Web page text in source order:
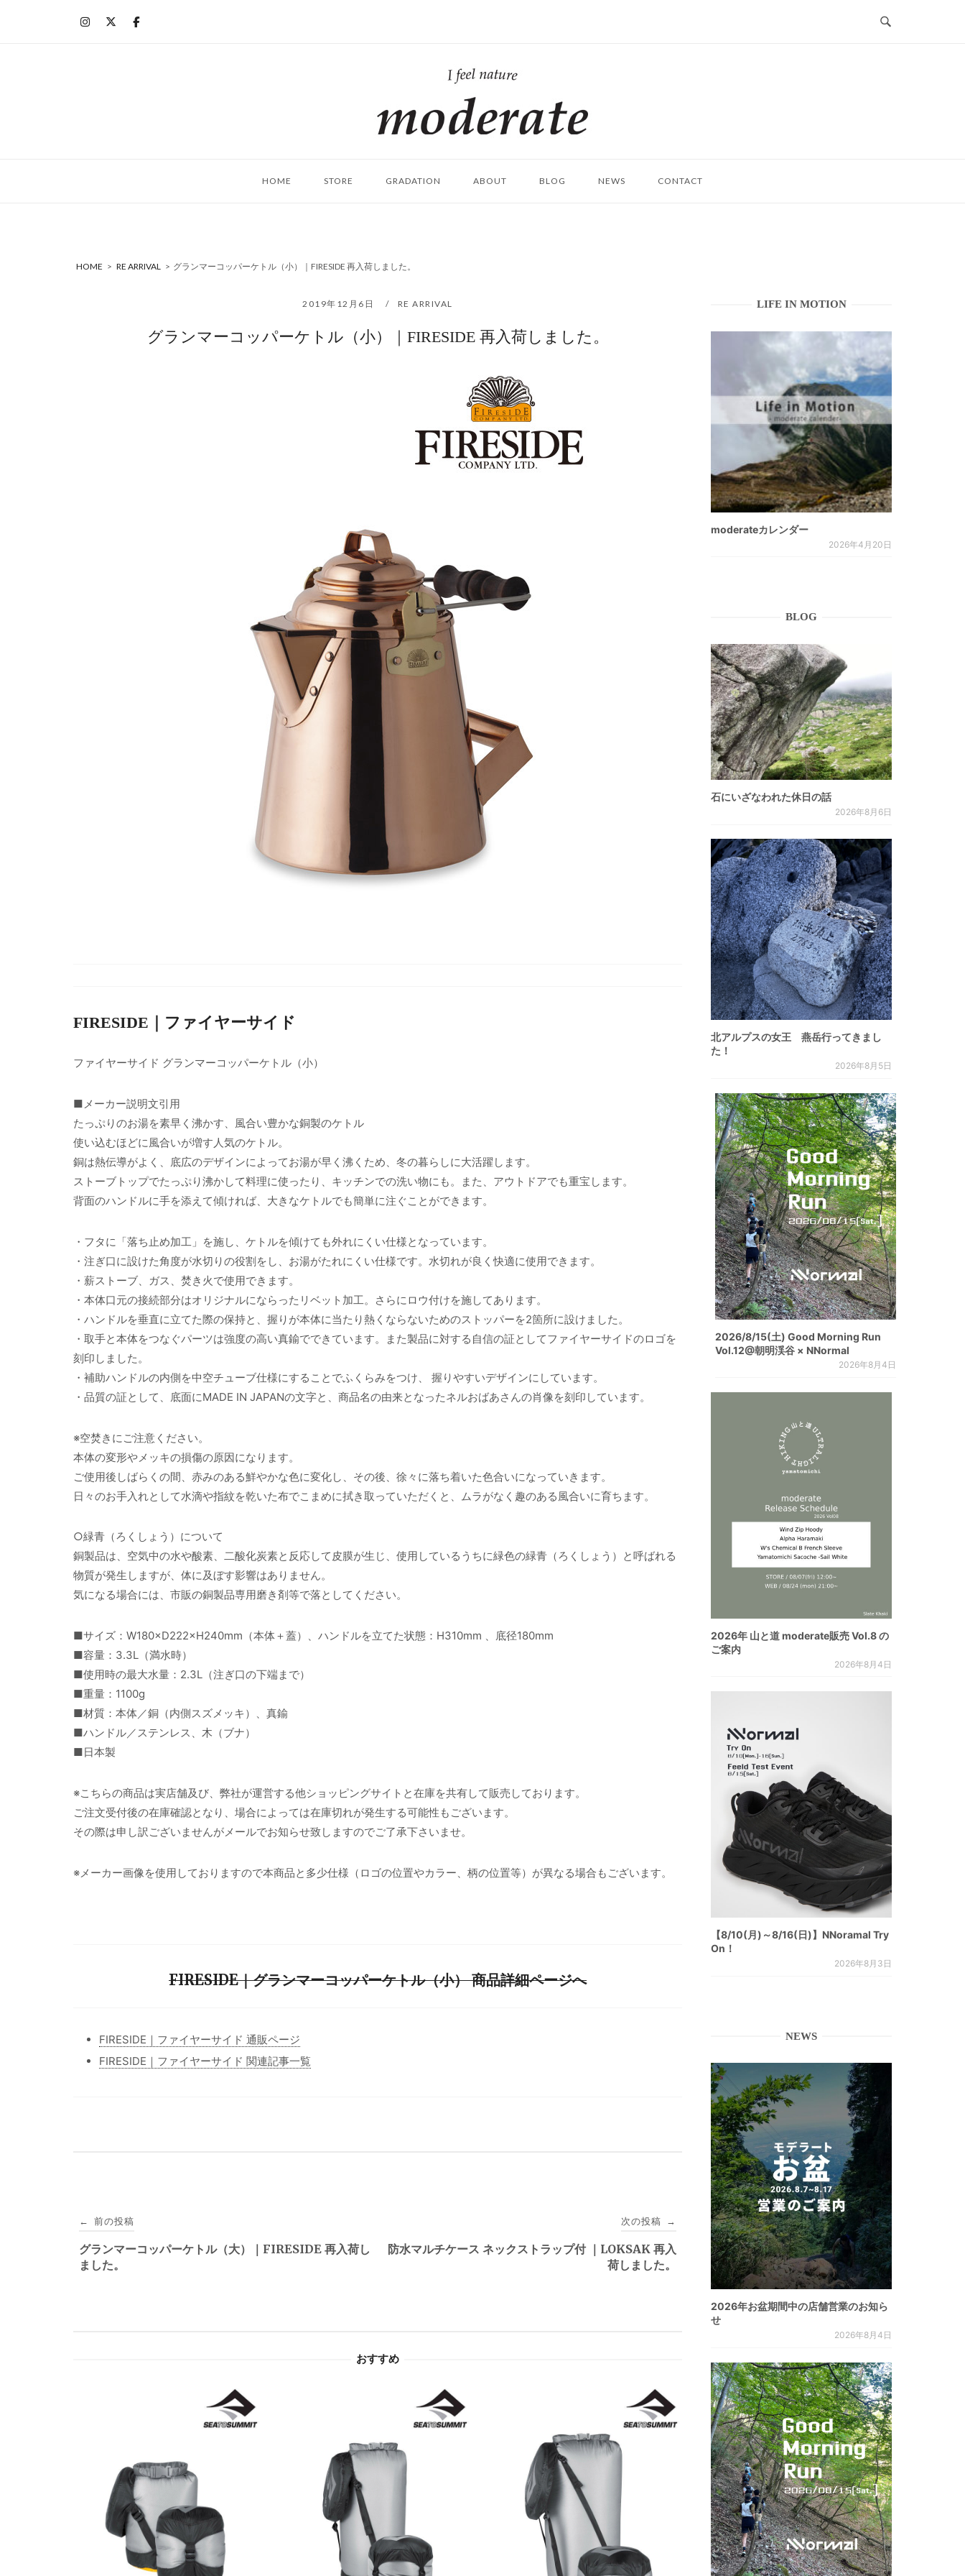
ム
HOME STORE GRADATION ABOUT BLOG NEWS CONTACT
HOME > RE ARRIVAL > グランマーコッパーケトル（小）｜FIRESIDE 再入荷しました。
2019年12月6日 RE ARRIVAL
グランマーコッパーケトル（小）｜FIRESIDE 再入荷しました。
FIRESIDE｜ファイヤーサイド
ファイヤーサイド グランマーコッパーケトル（小）
■メーカー説明文引用
たっぷりのお湯を素早く沸かす、風合い豊かな銅製のケトル
使い込むほどに風合いが増す人気のケトル。
銅は熱伝導がよく、底広のデザインによってお湯が早く沸くため、冬の暮らしに大活躍します。
ストーブトップでたっぷり沸かして料理に使ったり、キッチンでの洗い物にも。また、アウトドアでも重宝します。
背面のハンドルに手を添えて傾ければ、大きなケトルでも簡単に注ぐことができます。
・フタに「落ち止め加工」を施し、ケトルを傾けても外れにくい仕様となっています。
・注ぎ口に設けた角度が水切りの役割をし、お湯がたれにくい仕様です。水切れが良く快適に使用できます。
・薪ストーブ、ガス、焚き火で使用できます。
・本体口元の接続部分はオリジナルにならったリベット加工。さらにロウ付けを施してあります。
・ハンドルを垂直に立てた際の保持と、握りが本体に当たり熱くならないためのストッパーを2箇所に設けました。
・取手と本体をつなぐパーツは強度の高い真鍮でできています。また製品に対する自信の証としてファイヤーサイドのロゴを
刻印しました。
・補助ハンドルの内側を中空チューブ仕様にすることでふくらみをつけ、 握りやすいデザインにしています。
・品質の証として、底面にMADE IN JAPANの文字と、商品名の由来となったネルおばあさんの肖像を刻印しています。
※空焚きにご注意ください。
本体の変形やメッキの損傷の原因になります。
ご使用後しばらくの間、赤みのある鮮やかな色に変化し、その後、徐々に落ち着いた色合いになっていきます。
日々のお手入れとして水滴や指紋を乾いた布でこまめに拭き取っていただくと、ムラがなく趣のある風合いに育ちます。
○緑青（ろくしょう）について
銅製品は、空気中の水や酸素、二酸化炭素と反応して皮膜が生じ、使用しているうちに緑色の緑青（ろくしょう）と呼ばれる
物質が発生しますが、体に及ぼす影響はありません。
気になる場合には、市販の銅製品専用磨き剤等で落としてください。
■サイズ：W180×D222×H240mm（本体＋蓋）、ハンドルを立てた状態：H310mm 、底径180mm
■容量：3.3L（満水時）
■使用時の最大水量：2.3L（注ぎ口の下端まで）
■重量：1100g
■材質：本体／銅（内側スズメッキ）、真鍮
■ハンドル／ステンレス、木（ブナ）
■日本製
※こちらの商品は実店舗及び、弊社が運営する他ショッピングサイトと在庫を共有して販売しております。
ご注文受付後の在庫確認となり、場合によっては在庫切れが発生する可能性もございます。
その際は申し訳ございませんがメールでお知らせ致しますのでご了承下さいませ。
※メーカー画像を使用しておりますので本商品と多少仕様（ロゴの位置やカラー、柄の位置等）が異なる場合もございます。
FIRESIDE｜グランマーコッパーケトル（小） 商品詳細ページへ
FIRESIDE｜ファイヤーサイド 通販ページ
FIRESIDE｜ファイヤーサイド 関連記事一覧
稿
ナ
← 前の投稿
グランマーコッパーケトル（大）｜FIRESIDE 再入荷し
ました。
次の投稿 →
防水マルチケース ネックストラップ付 ｜LOKSAK 再入
荷しました。
おすすめ
LIFE IN MOTION
moderateカレンダー
2026年4月20日
BLOG
石にいざなわれた休日の話
2026年8月6日
北アルプスの女王 燕岳行ってきまし
た！
2026年8月5日
2026/8/15(土) Good Morning Run
Vol.12@朝明渓谷 × NNormal
2026年8月4日
2026年 山と道 moderate販売 Vol.8 の
ご案内
2026年8月4日
【8/10(月)～8/16(日)】NNoramal Try
On！
2026年8月3日
NEWS
2026年お盆期間中の店舗営業のお知ら
せ
2026年8月4日